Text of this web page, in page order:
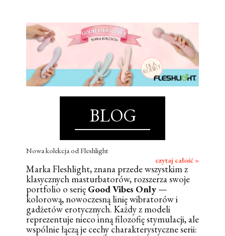
BLOG
Nowa kolekcja od Fleshlight
czytaj całość »
Marka Fleshlight, znana przede wszystkim z
klasycznych masturbatorów, rozszerza swoje
portfolio o serię Good Vibes Only —
kolorową, nowoczesną linię wibratorów i
gadżetów erotycznych. Każdy z modeli
reprezentuje nieco inną filozofię stymulacji, ale
wspólnie łączą je cechy charakterystyczne serii: